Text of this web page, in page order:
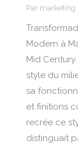
Par marketing
Modern à
Mid
style du
sa
et finitions
recrée ce
distinguait